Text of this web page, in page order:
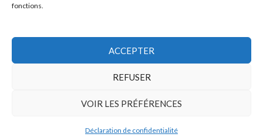
fonctions.
ACCEPTER
REFUSER
VOIR LES PRÉFÉRENCES
Déclaration de confidentialité
© Mars 2006-Août 2026
Politique de confidentialité Fièrement propulsé par WordPress